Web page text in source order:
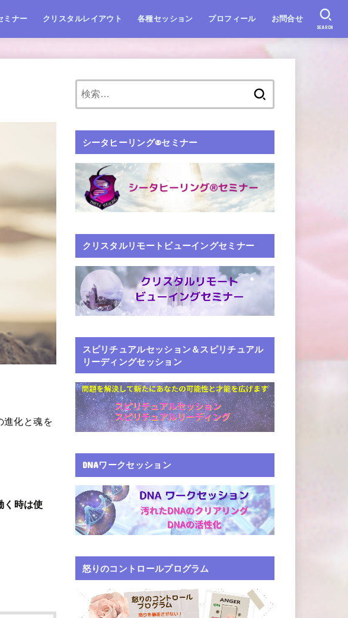
ミナー クリスタルレイアウト 各種セッション プロフィール お問合せ
SEARCH
進化と魂を
く時は使
シータヒーリング®️セミナー
クリスタルリモートビューイングセミナー
スピリチュアルセッション＆スピリチュアル
リーディングセッション
DNAワークセッション
怒りのコントロールプログラム